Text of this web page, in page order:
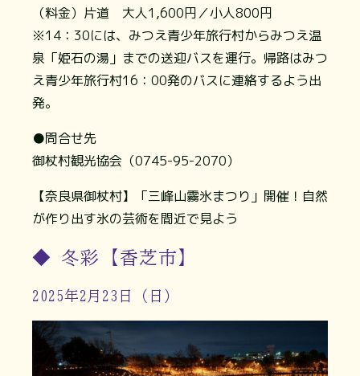
（料金）片道 大人1,600円／小人800円
※14：30には、みつえ青少年旅行村からみつえ温
泉「姫石の湯」までの送迎バスを運行。帰路はみつ
え青少年旅行村16：00発のバスに連絡するよう出
発。
●問合せ先
御杖村観光協会（0745-95-2070）
【奈良県御杖村】「三峰山霧氷まつり」開催！自然
が作り出す氷の芸術を間近で見よう
◆ 冬彩【香芝市】
2025年2月23日（日）